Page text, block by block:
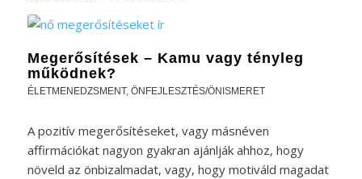
Megerősítések – Kamu vagy tényleg
működnek?
ÉLETMENEDZSMENT, ÖNFEJLESZTÉS/ÖNISMERET
A pozitív megerősítéseket, vagy másnéven
affirmációkat nagyon gyakran ajánlják ahhoz, hogy
növeld az önbizalmadat, vagy, hogy motiváld magadat